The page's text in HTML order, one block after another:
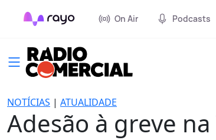
On Air Podcasts
NOTÍCIAS | ATUALIDADE
Adesão à greve